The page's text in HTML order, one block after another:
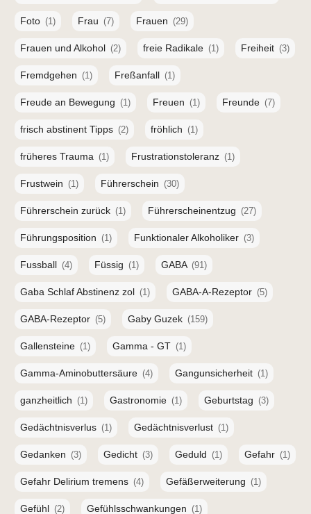
Foto (1) Frau (7) Frauen (29)
Frauen und Alkohol (2) freie Radikale (1) Freiheit (3)
Fremdgehen (1) Freßanfall (1)
Freude an Bewegung (1) Freuen (1) Freunde (7)
frisch abstinent Tipps (2) fröhlich (1)
früheres Trauma (1) Frustrationstoleranz (1)
Frustwein (1) Führerschein (30)
Führerschein zurück (1) Führerscheinentzug (27)
Führungsposition (1) Funktionaler Alkoholiker (3)
Fussball (4) Füssig (1) GABA (91)
Gaba Schlaf Abstinenz zol (1) GABA-A-Rezeptor (5)
GABA-Rezeptor (5) Gaby Guzek (159)
Gallensteine (1) Gamma - GT (1)
Gamma-Aminobuttersäure (4) Gangunsicherheit (1)
ganzheitlich (1) Gastronomie (1) Geburtstag (3)
Gedächtnisverlus (1) Gedächtnisverlust (1)
Gedanken (3) Gedicht (3) Geduld (1) Gefahr (1)
Gefahr Delirium tremens (4) Gefäßerweiterung (1)
Gefühl (2) Gefühlsschwankungen (1)